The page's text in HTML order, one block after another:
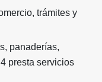
trámites y
panaderías,
presta servicios